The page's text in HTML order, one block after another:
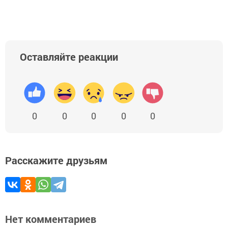
Оставляйте реакции
0 0 0 0 0
Расскажите друзьям
Нет комментариев